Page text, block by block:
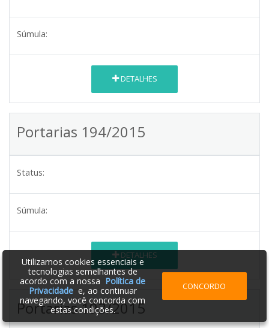
Súmula:
DETALHES
Portarias 194/2015
Status:
Súmula:
DETALHES
Portarias 193/2015
Utilizamos cookies essenciais e
tecnologias semelhantes de
acordo com a nossa Política de
Privacidadee, ao continuar
navegando, você concorda com
estas condições.
CONCORDO